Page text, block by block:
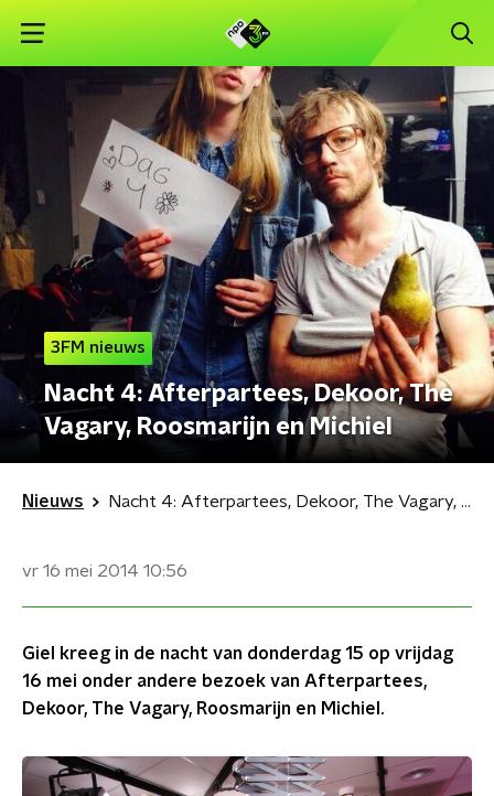
3FM nieuws
Nacht 4: Afterpartees, Dekoor, The
Vagary, Roosmarijn en Michiel
Nieuws Nacht 4: Afterpartees, Dekoor, The Vagary, Roosmarijn en Michiel
vr 16 mei 2014 10:56
Giel kreeg in de nacht van donderdag 15 op vrijdag
16 mei onder andere bezoek van Afterpartees,
Dekoor, The Vagary, Roosmarijn en Michiel.